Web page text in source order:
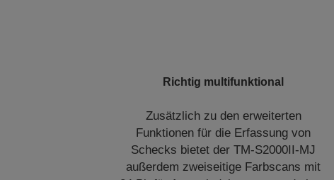
Richtig multifunktional
Zusätzlich zu den erweiterten
Funktionen für die Erfassung von
Schecks bietet der TM-S2000II-MJ
außerdem zweiseitige Farbscans mit